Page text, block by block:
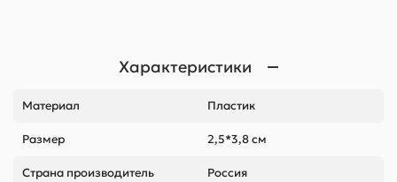
Характеристики
Материал Пластик
Размер 2,5*3,8 см
Страна производитель Россия